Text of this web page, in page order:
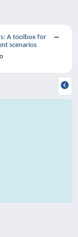
A toolbox for
scenarios